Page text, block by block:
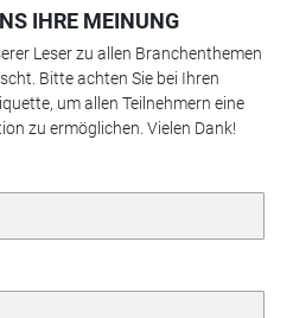
IHRE MEINUNG
Leser zu allen Branchenthemen
Bitte achten Sie bei Ihren
um allen Teilnehmern eine
zu ermöglichen. Vielen Dank!